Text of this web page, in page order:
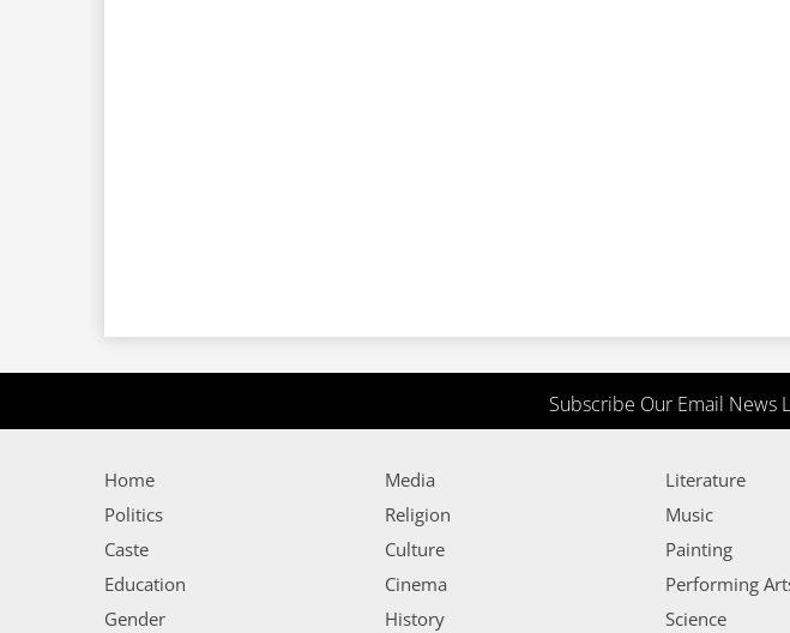
Subscribe Our Email News
Home
Politics
Caste
Education
Gender
Media
Religion
Culture
Cinema
History
Literature
Music
Painting
Performing
Science